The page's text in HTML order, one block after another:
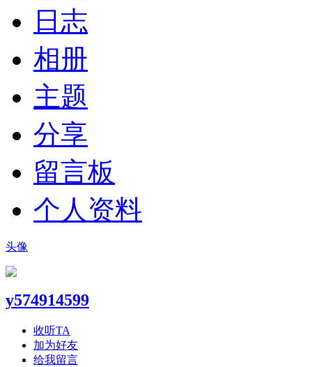
日志
相册
主题
分享
留言板
个人资料
头像
y574914599
收听TA
加为好友
给我留言